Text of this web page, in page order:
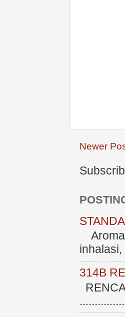
Newer
314B